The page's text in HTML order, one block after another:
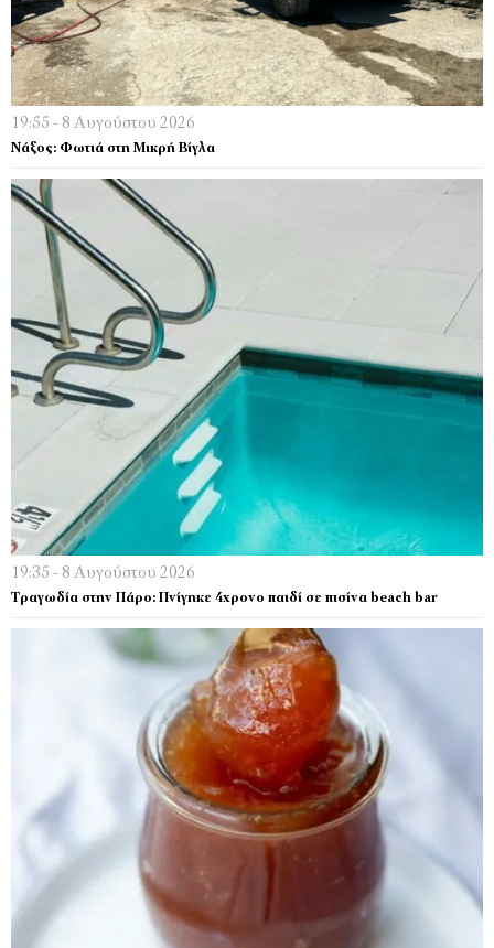
19:55 - 8 Αυγούστου 2026
Νάξος: Φωτιά στη Μικρή Βίγλα
19:35 - 8 Αυγούστου 2026
Tραγωδία στην Πάρο: Πνίγηκε 4χρονο παιδί σε πισίνα beach bar